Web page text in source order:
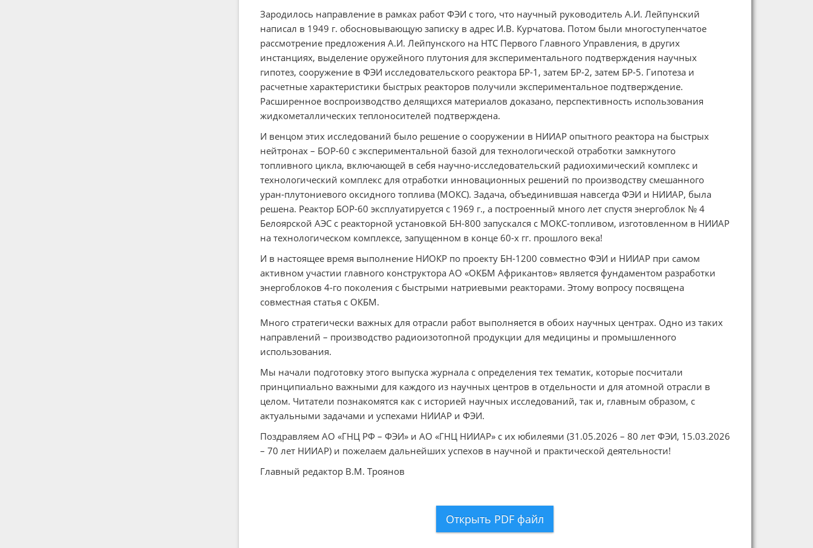
Зародилось направление в рамках работ ФЭИ с того, что научный руководитель А.И. Лейпунский
написал в 1949 г. обосновывающую записку в адрес И.В. Курчатова. Потом были многоступенчатое
рассмотрение предложения А.И. Лейпунского на НТС Первого Главного Управления, в других
инстанциях, выделение оружейного плутония для экспериментального подтверждения научных
гипотез, сооружение в ФЭИ исследовательского реактора БР-1, затем БР-2, затем БР-5. Гипотеза и
расчетные характеристики быстрых реакторов получили экспериментальное подтверждение.
Расширенное воспроизводство делящихся материалов доказано, перспективность использования
жидкометаллических теплоносителей подтверждена.
И венцом этих исследований было решение о сооружении в НИИАР опытного реактора на быстрых
нейтронах – БОР-60 с экспериментальной базой для технологической отработки замкнутого
топливного цикла, включающей в себя научно-исследовательский радиохимический комплекс и
технологический комплекс для отработки инновационных решений по производству смешанного
уран-плутониевого оксидного топлива (МОКС). Задача, объединившая навсегда ФЭИ и НИИАР, была
решена. Реактор БОР-60 эксплуатируется с 1969 г., а построенный много лет спустя энергоблок № 4
Белоярской АЭС с реакторной установкой БН-800 запускался с МОКС-топливом, изготовленном в НИИАР
на технологическом комплексе, запущенном в конце 60-х гг. прошлого века!
И в настоящее время выполнение НИОКР по проекту БН-1200 совместно ФЭИ и НИИАР при самом
активном участии главного конструктора АО «ОКБМ Африкантов» является фундаментом разработки
энергоблоков 4-го поколения с быстрыми натриевыми реакторами. Этому вопросу посвящена
совместная статья с ОКБМ.
Много стратегически важных для отрасли работ выполняется в обоих научных центрах. Одно из таких
направлений – производство радиоизотопной продукции для медицины и промышленного
использования.
Мы начали подготовку этого выпуска журнала с определения тех тематик, которые посчитали
принципиально важными для каждого из научных центров в отдельности и для атомной отрасли в
целом. Читатели познакомятся как с историей научных исследований, так и, главным образом, с
актуальными задачами и успехами НИИАР и ФЭИ.
Поздравляем АО «ГНЦ РФ – ФЭИ» и АО «ГНЦ НИИАР» с их юбилеями (31.05.2026 – 80 лет ФЭИ, 15.03.2026
– 70 лет НИИАР) и пожелаем дальнейших успехов в научной и практической деятельности!
Главный редактор В.М. Троянов
Открыть PDF файл